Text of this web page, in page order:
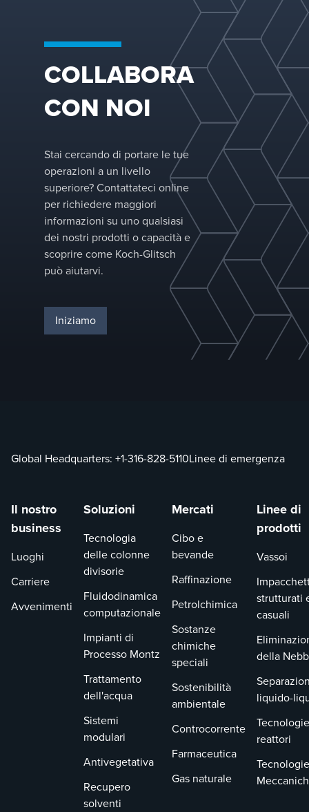
COLLABORA
CON NOI
Stai cercando di portare le tue
operazioni a un livello
superiore? Contattateci online
per richiedere maggiori
informazioni su uno qualsiasi
dei nostri prodotti o capacità e
scoprire come Koch-Glitsch
può aiutarvi.
Iniziamo
Global Headquarters: +1-316-828-5110Linee di emergenza
Il nostro
business
Luoghi
Carriere
Avvenimenti
Soluzioni
Tecnologia
delle colonne
divisorie
Fluidodinamica
computazionale
Impianti di
Processo Montz
Trattamento
dell'acqua
Sistemi
modulari
Antivegetativa
Recupero
solventi
Mercati
Cibo e
bevande
Raffinazione
Petrolchimica
Sostanze
chimiche
speciali
Sostenibilità
ambientale
Controcorrente
Farmaceutica
Gas naturale
Linee di
prodotti
Vassoi
strutturati
casuali
della
liquido-
reattori
Tecnologie